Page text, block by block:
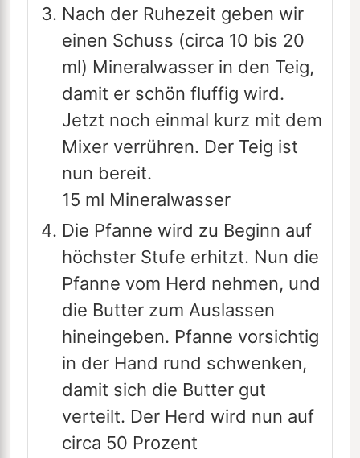
Nach der Ruhezeit geben wir
einen Schuss (circa 10 bis 20
ml) Mineralwasser in den Teig,
damit er schön fluffig wird.
Jetzt noch einmal kurz mit dem
Mixer verrühren. Der Teig ist
nun bereit.
15 ml Mineralwasser
Die Pfanne wird zu Beginn auf
höchster Stufe erhitzt. Nun die
Pfanne vom Herd nehmen, und
die Butter zum Auslassen
hineingeben. Pfanne vorsichtig
in der Hand rund schwenken,
damit sich die Butter gut
verteilt. Der Herd wird nun auf
circa 50 Prozent